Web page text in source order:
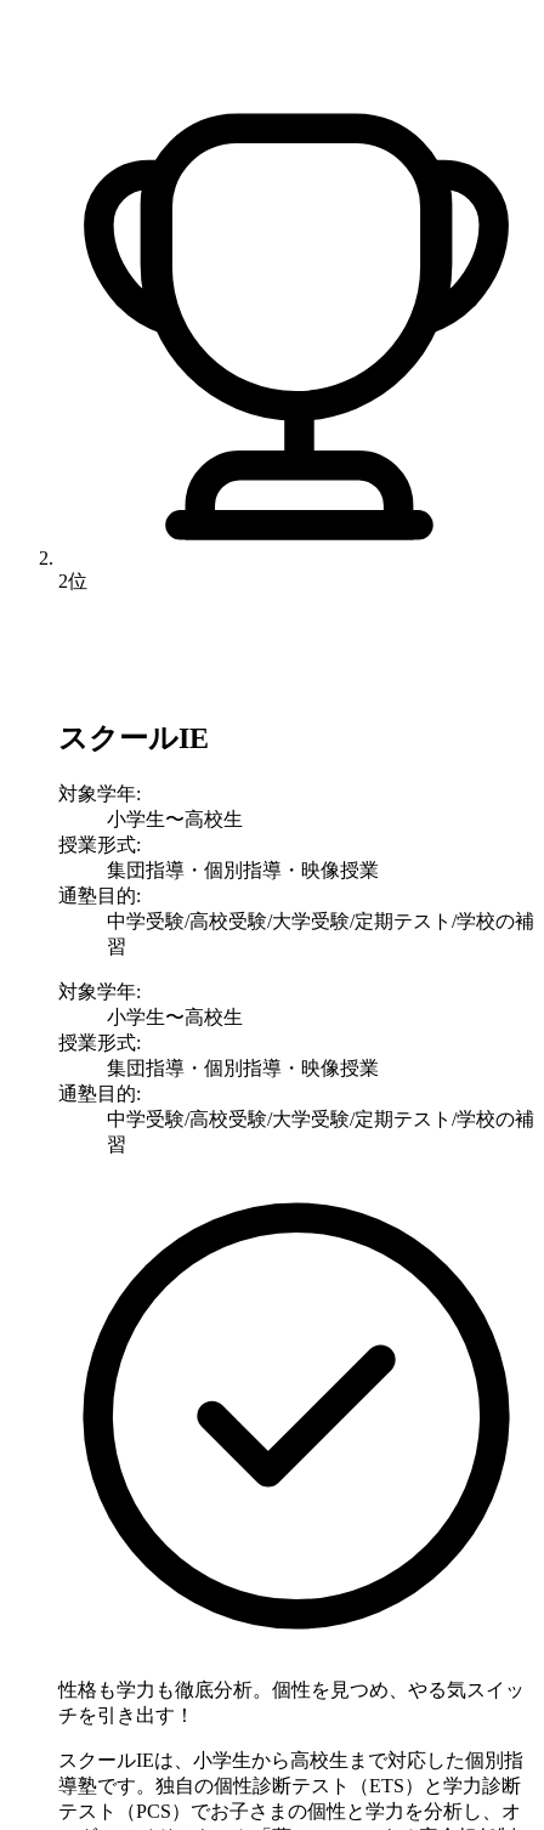
2位
スクールIE
対象学年:
小学生〜高校生
授業形式:
集団指導・個別指導・映像授業
通塾目的:
中学受験/高校受験/大学受験/定期テスト/学校の補
習
対象学年:
小学生〜高校生
授業形式:
集団指導・個別指導・映像授業
通塾目的:
中学受験/高校受験/大学受験/定期テスト/学校の補
習
性格も学力も徹底分析。個性を見つめ、やる気スイッ
チを引き出す！
スクールIEは、小学生から高校生まで対応した個別指
導塾です。独自の個性診断テスト（ETS）と学力診断
テスト（PCS）でお子さまの個性と学力を分析し、オ